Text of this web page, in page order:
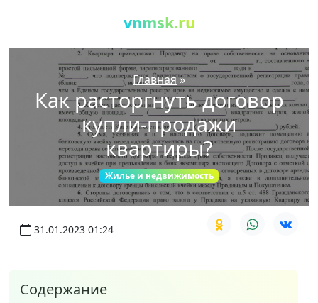
vnmsk.ru
Главная»
Как расторгнуть договор
купли-продажи
квартиры?
Жилье и недвижимость
31.01.2023 01:24
Содержание